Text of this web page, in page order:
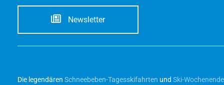
Newsletter
Die legendären Schneebeben-Tagesskifahrten und Ski-